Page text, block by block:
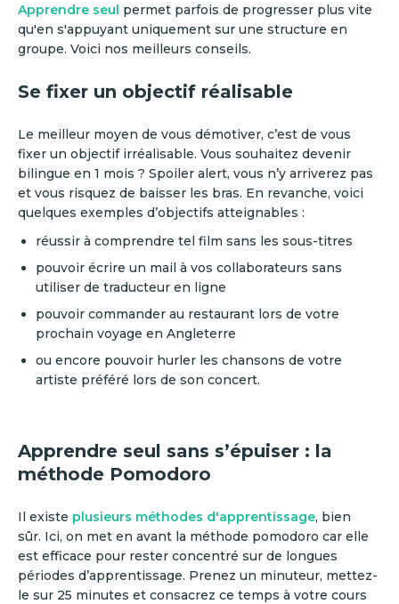
Apprendre seul permet parfois de progresser plus vite
qu'en s'appuyant uniquement sur une structure en
groupe. Voici nos meilleurs conseils.
Se fixer un objectif réalisable
Le meilleur moyen de vous démotiver, c’est de vous
fixer un objectif irréalisable. Vous souhaitez devenir
bilingue en 1 mois ? Spoiler alert, vous n’y arriverez pas
et vous risquez de baisser les bras. En revanche, voici
quelques exemples d’objectifs atteignables :
réussir à comprendre tel film sans les sous-titres
pouvoir écrire un mail à vos collaborateurs sans
utiliser de traducteur en ligne
pouvoir commander au restaurant lors de votre
prochain voyage en Angleterre
ou encore pouvoir hurler les chansons de votre
artiste préféré lors de son concert.
Apprendre seul sans s’épuiser : la
méthode Pomodoro
Il existe plusieurs méthodes d'apprentissage, bien
sûr. Ici, on met en avant la méthode pomodoro car elle
est efficace pour rester concentré sur de longues
périodes d’apprentissage. Prenez un minuteur, mettez-
le sur 25 minutes et consacrez ce temps à votre cours